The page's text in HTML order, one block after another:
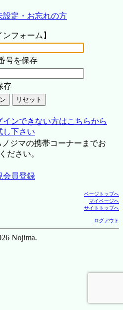
設定・お忘れの方
ンフォーム】
号を保存
存
ンできない方はこちらから
し下さい
ジマの携帯コーナーまでお
ださい。
会員登録
ページトップへ
マイページへ
サイトトップへ
ログアウト
Nojima.